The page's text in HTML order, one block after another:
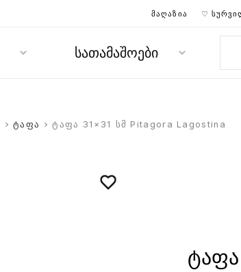
ᲛᲐᲦᲐᲖᲘᲐ ♡
სათამაშოები
>ტაფა > ტაფა 31×31 სმ Pitagora Lagostina